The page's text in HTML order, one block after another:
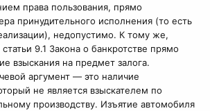
права пользования, прямо
принудительного исполнения (то есть
недопустимо. К тому же,
9.1 Закона о банкротстве прямо
взыскания на предмет залога.
аргумент — это наличие
не является взыскателем по
производству. Изъятие автомобиля